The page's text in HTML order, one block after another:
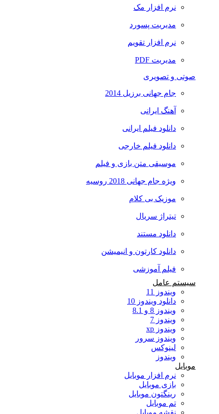
نرم افزار مک
مدیریت پسورد
نرم افزار تقویم
مدیریت PDF
صوتی و تصویری
جام جهانی برزیل 2014
آهنگ ایرانی
دانلود فیلم ایرانی
دانلود فیلم خارجی
موسیقی متن بازی و فیلم
ویژه جام جهانی 2018 روسیه
موزیک بی کلام
تیتراژ سریال
دانلود مستند
دانلود کارتون و انیمیشن
فیلم آموزشی
سیستم عامل
ویندوز 11
دانلود ویندوز 10
ویندوز 8 و 8.1
ویندوز 7
ویندوز xp
ویندوز سرور
لینوکس
ویندوز
موبایل
نرم افزار موبایل
بازی موبایل
رینگتون موبایل
تم موبایل
نقشه موبایل